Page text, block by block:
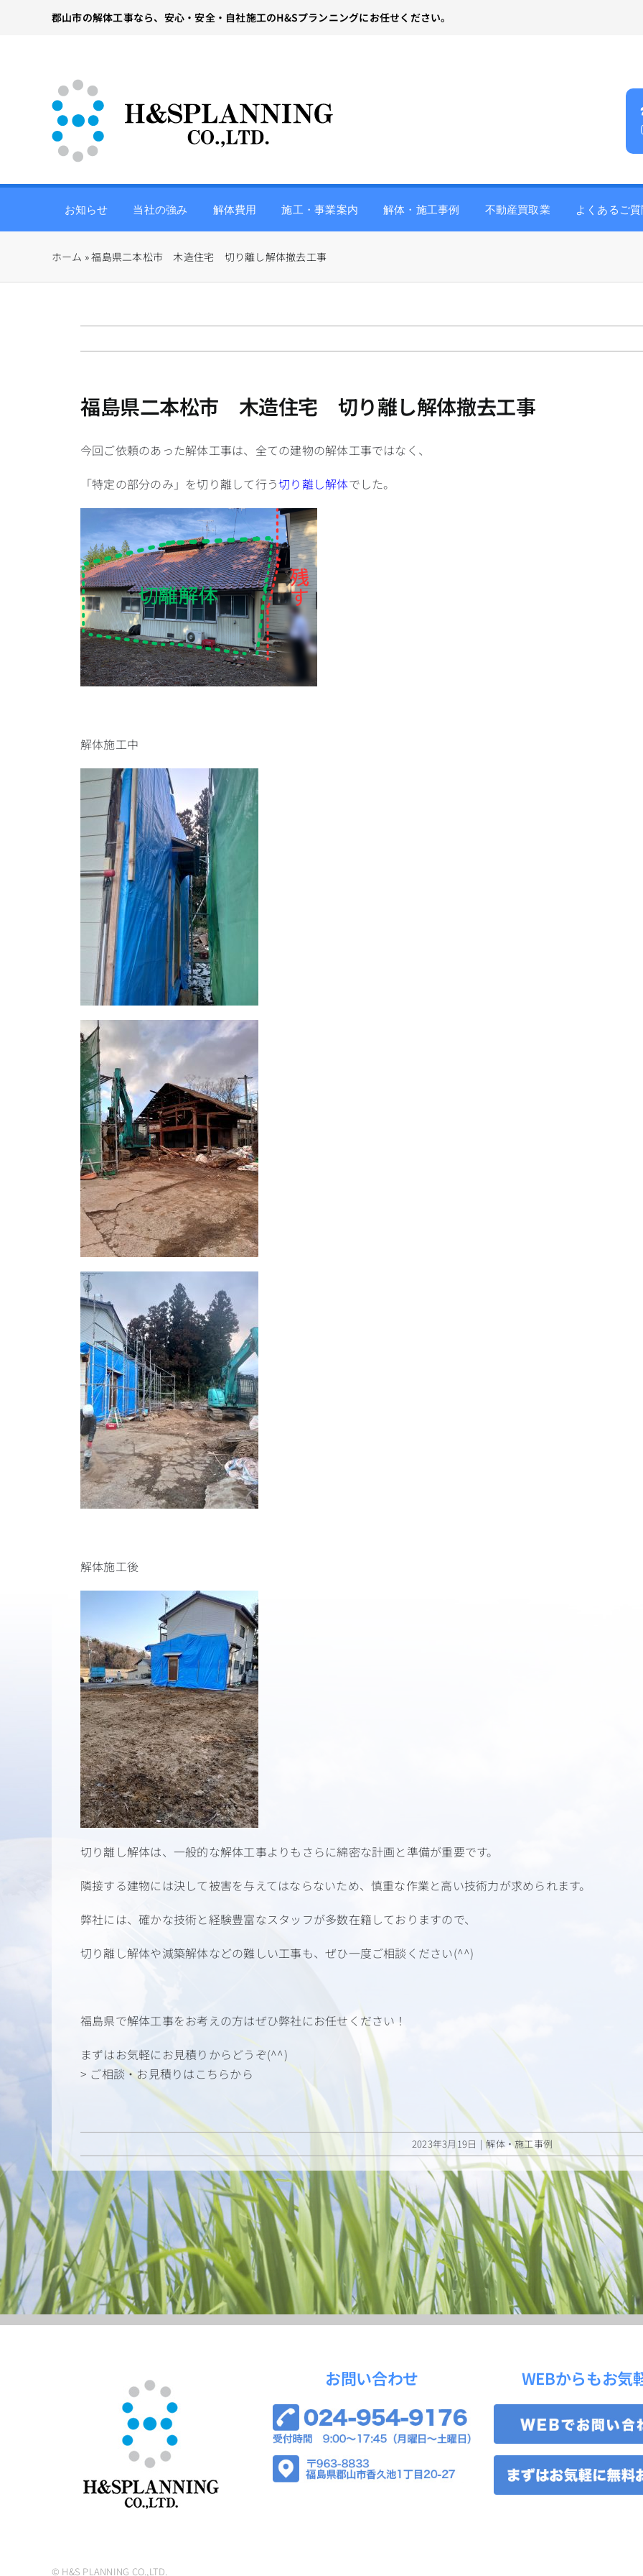
郡山市の解体工事なら、安心・安全・自社施工のH&Sプランニングにお任せください。
お知らせ 当社の強み 解体費用 施工・事業案内 解体・施工事例 不動産買取業 よくあるご
ホーム »福島県二本松市 木造住宅 切り離し解体撤去工事
福島県二本松市 木造住宅 切り離し解体撤去工事
今回ご依頼のあった解体工事は、全ての建物の解体工事ではなく、
「特定の部分のみ」を切り離して行う切り離し解体でした。
解体施工中
解体施工後
切り離し解体は、一般的な解体工事よりもさらに綿密な計画と準備が重要です。
隣接する建物には決して被害を与えてはならないため、慎重な作業と高い技術力が求められます。
弊社には、確かな技術と経験豊富なスタッフが多数在籍しておりますので、
切り離し解体や減築解体などの難しい工事も、ぜひ一度ご相談ください(^^)
福島県で解体工事をお考えの方はぜひ弊社にお任せください！
まずはお気軽にお見積りからどうぞ(^^)
> ご相談・お見積りはこちらから
2023年3月19日 | 解体・施工事例
お問い合わせ WEBからもお気
© H&S PLANNING CO.,LTD.